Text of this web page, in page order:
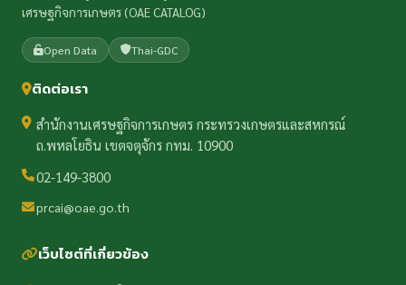
เศรษฐกิจการเกษตร (OAE CATALOG)
Open Data Thai-GDC
ติดต่อเรา
สำนักงานเศรษฐกิจการเกษตร กระทรวงเกษตรและสหกรณ์
ถ.พหลโยธิน เขตจตุจักร กทม. 10900
02-149-3800
prcai@oae.go.th
เว็บไซต์ที่เกี่ยวข้อง